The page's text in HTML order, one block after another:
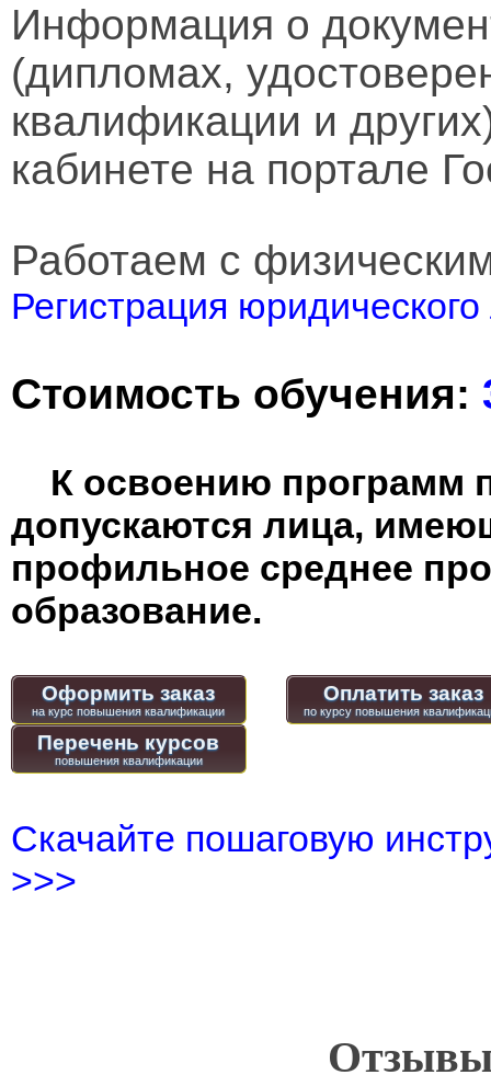
Информация о
(дипломах,
квалификации и
кабинете на портале
Работаем с
Регистрация
Стоимость обучения:
К освоению программ
допускаются лица,
профильное среднее
образование.
Оформить заказ Оплатить заказ
Перечень курсов
повышения квалификации
Скачайте пошаговую
>>>